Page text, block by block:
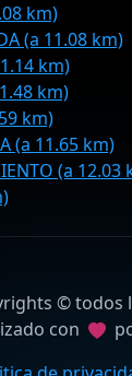
km)
(a 11.08 km)
km)
km)
km)
(a 11.65 km)
(a 12.03
© todos
con